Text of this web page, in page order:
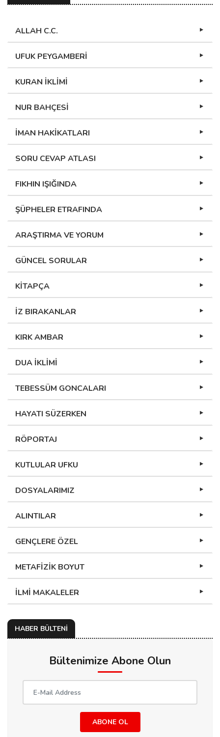
ALLAH C.C.
UFUK PEYGAMBERİ
KURAN İKLİMİ
NUR BAHÇESİ
İMAN HAKİKATLARI
SORU CEVAP ATLASI
FIKHIN IŞIĞINDA
ŞÜPHELER ETRAFINDA
ARAŞTIRMA VE YORUM
GÜNCEL SORULAR
KİTAPÇA
İZ BIRAKANLAR
KIRK AMBAR
DUA İKLİMİ
TEBESSÜM GONCALARI
HAYATI SÜZERKEN
RÖPORTAJ
KUTLULAR UFKU
DOSYALARIMIZ
ALINTILAR
GENÇLERE ÖZEL
METAFİZİK BOYUT
İLMİ MAKALELER
HABER BÜLTENİ
Bültenimize Abone Olun
ABONE OL